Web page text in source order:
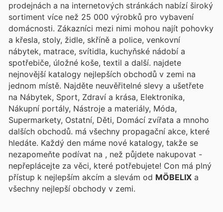
prodejnách a na internetových stránkách nabízí široký
sortiment více než 25 000 výrobků pro vybavení
domácnosti. Zákazníci mezi nimi mohou najít pohovky
a křesla, stoly, židle, skříně a police, venkovní
nábytek, matrace, svítidla, kuchyňské nádobí a
spotřebiče, úložné koše, textil a další. najdete
nejnovější katalogy nejlepších obchodů v zemi na
jednom místě. Najděte neuvěřitelné slevy a ušetřete
na Nábytek, Sport, Zdraví a krása, Elektronika,
Nákupní portály, Nástroje a materiály, Móda,
Supermarkety, Ostatní, Děti, Domácí zvířata a mnoho
dalších obchodů. má všechny propagační akce, které
hledáte. Každý den máme nové katalogy, takže se
nezapomeňte podívat na , než půjdete nakupovat -
nepřeplácejte za věci, které potřebujete! Con má plný
přístup k nejlepším akcím a slevám od MÖBELIX a
všechny nejlepší obchody v zemi.